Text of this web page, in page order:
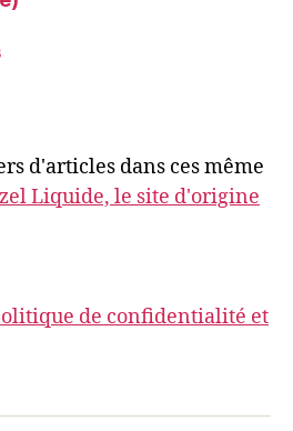
d'articles dans ces même
Liquide, le site d'origine
de confidentialité et